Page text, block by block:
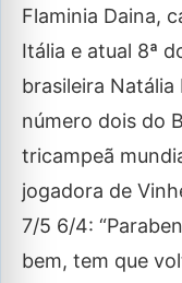
Flaminia Daina,
Itália e atual 8ª
brasileira Natália
número dois do
tricampeã
jogadora de
7/5 6/4:
bem, tem que